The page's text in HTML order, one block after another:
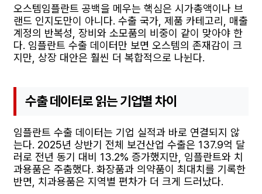
오스템임플란트 공백을 메우는 핵심은 시가총액이나 브
랜드 인지도만이 아니다. 수출 국가, 제품 카테고리, 매출
계정의 반복성, 장비와 소모품의 비중이 같이 맞아야 한
다. 임플란트 수출 데이터만 보면 오스템의 존재감이 크
지만, 상장 대안은 훨씬 더 복합적으로 나뉜다.
수출 데이터로 읽는 기업별 차이
임플란트 수출 데이터는 기업 실적과 바로 연결되지 않
는다. 2025년 상반기 전체 보건산업 수출은 137.9억 달
러로 전년 동기 대비 13.2% 증가했지만, 임플란트와 치
과용품은 주춤했다. 화장품과 의약품이 최대치를 기록한
반면, 치과용품은 지역별 편차가 더 크게 드러났다.